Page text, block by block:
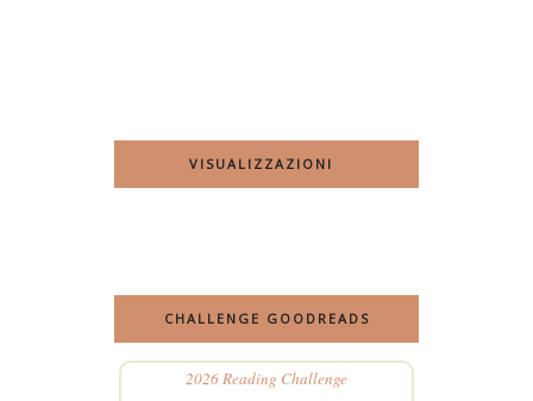
VISUALIZZAZIONI
CHALLENGE GOODREADS
2026 Reading Challenge